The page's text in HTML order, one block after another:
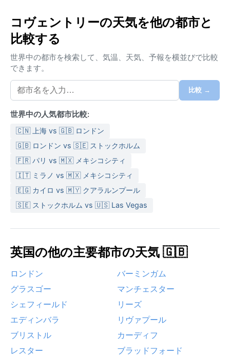
コヴェントリーの天気を他の都市と
比較する
世界中の都市を検索して、気温、天気、予報を横並びで比較
できます。
比較 →
世界中の人気都市比較:
🇨🇳 上海 vs 🇬🇧 ロンドン
🇬🇧 ロンドン vs 🇸🇪 ストックホルム
🇫🇷 パリ vs 🇲🇽 メキシコシティ
🇮🇹 ミラノ vs 🇲🇽 メキシコシティ
🇪🇬 カイロ vs 🇲🇾 クアラルンプール
🇸🇪 ストックホルム vs 🇺🇸 Las Vegas
英国の他の主要都市の天気 🇬🇧
ロンドン
バーミンガム
グラスゴー
マンチェスター
シェフィールド
リーズ
エディンバラ
リヴァプール
ブリストル
カーディフ
レスター
ブラッドフォード